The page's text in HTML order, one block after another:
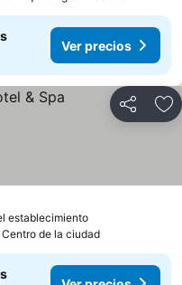
Ver precios
Compartir
establecimiento
Centro de la ciudad